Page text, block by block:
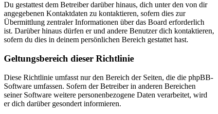
Du gestattest dem Betreiber darüber hinaus, dich unter den von dir
angegebenen Kontaktdaten zu kontaktieren, sofern dies zur
Übermittlung zentraler Informationen über das Board erforderlich
ist. Darüber hinaus dürfen er und andere Benutzer dich kontaktieren,
sofern du dies in deinem persönlichen Bereich gestattet hast.
Geltungsbereich dieser Richtlinie
Diese Richtlinie umfasst nur den Bereich der Seiten, die die phpBB-
Software umfassen. Sofern der Betreiber in anderen Bereichen
seiner Software weitere personenbezogene Daten verarbeitet, wird
er dich darüber gesondert informieren.